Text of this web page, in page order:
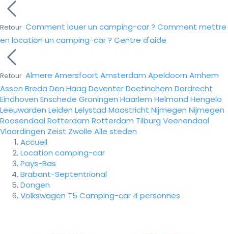
Retour Comment louer un camping-car ? Comment mettre
en location un camping-car ? Centre d'aide
Retour Almere Amersfoort Amsterdam Apeldoorn Arnhem
Assen Breda Den Haag DeventerDoetinchem Dordrecht
Eindhoven Enschede Groningen Haarlem Helmond Hengelo
Leeuwarden Leiden Lelystad Maastricht Nijmegen Nijmegen
Roosendaal Rotterdam Rotterdam Tilburg Veenendaal
Vlaardingen Zeist Zwolle Alle steden
Accueil
Location camping-car
Pays-Bas
Brabant-Septentrional
Dongen
Volkswagen T5 Camping-car 4 personnes